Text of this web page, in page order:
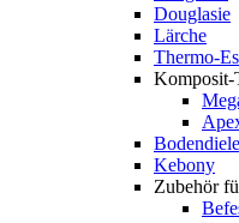
Douglasie
Lärche
Thermo-
Komposit-
Kebony
Zubehör